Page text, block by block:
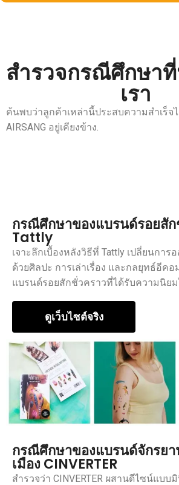
สำรวจกรณีศึกษา
เรา
ค้นพบว่าลูกค้าเหล่านี้ประสบความสำเร็จ
AIRSANG อยู่เคียงข้าง.
กรณีศึกษาของแบรนด์รอยสัก
Tattly
เจาะลึกเบื้องหลังวิธีที่ Tattly เปลี่ยนกา
ด้วยศิลปะ การเล่าเรื่อง และกลยุทธ์อีคอ
แบรนด์รอยสักชั่วคราวที่ได้รับความนิยม
ดูเว็บไซต์จริง
กรณีศึกษาของแบรนด์จักรย
เมือง CINVERTER
สำรวจว่า CINVERTER ผสานดีไซน์แบ